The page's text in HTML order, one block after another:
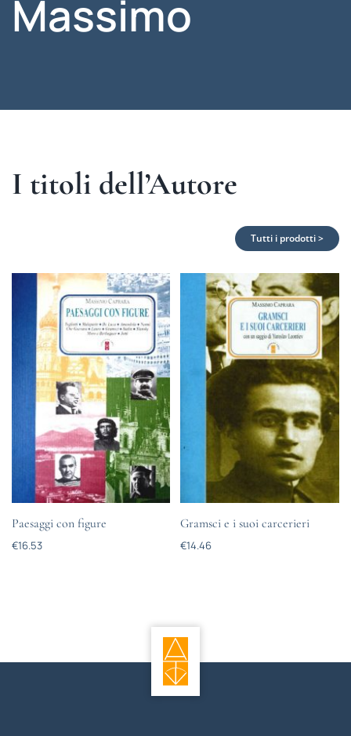
Massimo
I titoli dell’Autore
Tutti i prodotti >
Paesaggi con figure
€16.53
Gramsci e i suoi carcerieri
€14.46